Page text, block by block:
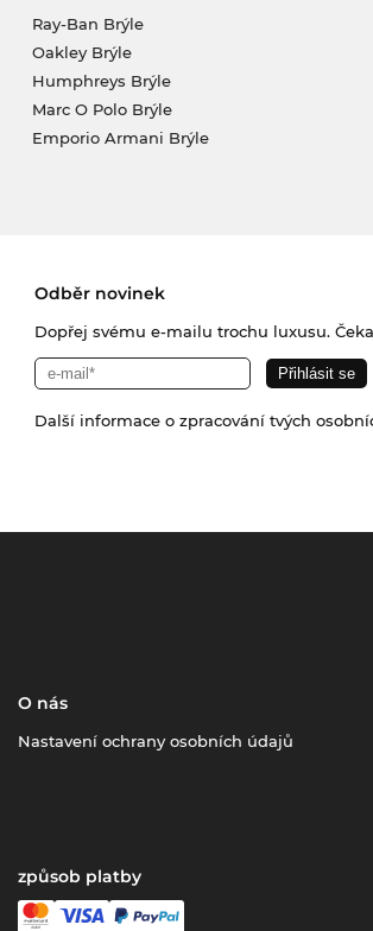
Ray-Ban Brýle
Oakley Brýle
Humphreys Brýle
Marc O Polo Brýle
Emporio Armani Brýle
Odběr novinek
Dopřej svému e-mailu trochu luxusu.
Další informace o zpracování tvých
O nás
Nastavení ochrany osobních údajů
způsob platby